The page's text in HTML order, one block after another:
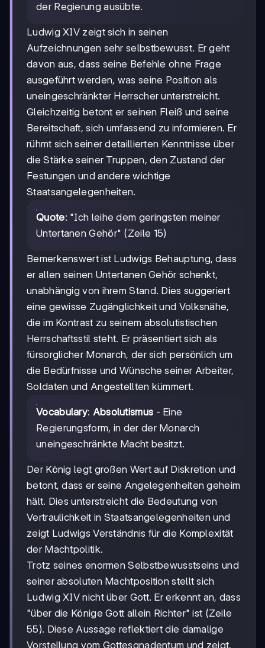
der Regierung ausübte.
Ludwig XIV zeigt sich in seinen
Aufzeichnungen sehr selbstbewusst. Er geht
davon aus, dass seine Befehle ohne Frage
ausgeführt werden, was seine Position als
uneingeschränkter Herrscher unterstreicht.
Gleichzeitig betont er seinen Fleiß und seine
Bereitschaft, sich umfassend zu informieren. Er
rühmt sich seiner detaillierten Kenntnisse über
die Stärke seiner Truppen, den Zustand der
Festungen und andere wichtige
Staatsangelegenheiten.
Quote: "Ich leihe dem geringsten meiner
Untertanen Gehör" (Zeile 15)
Bemerkenswert ist Ludwigs Behauptung, dass
er allen seinen Untertanen Gehör schenkt,
unabhängig von ihrem Stand. Dies suggeriert
eine gewisse Zugänglichkeit und Volksnähe,
die im Kontrast zu seinem absolutistischen
Herrschaftsstil steht. Er präsentiert sich als
fürsorglicher Monarch, der sich persönlich um
die Bedürfnisse und Wünsche seiner Arbeiter,
Soldaten und Angestellten kümmert.
Vocabulary: Absolutismus - Eine
Regierungsform, in der der Monarch
uneingeschränkte Macht besitzt.
Der König legt großen Wert auf Diskretion und
betont, dass er seine Angelegenheiten geheim
hält. Dies unterstreicht die Bedeutung von
Vertraulichkeit in Staatsangelegenheiten und
zeigt Ludwigs Verständnis für die Komplexität
der Machtpolitik.
Trotz seines enormen Selbstbewusstseins und
seiner absoluten Machtposition stellt sich
Ludwig XIV nicht über Gott. Er erkennt an, dass
"über die Könige Gott allein Richter" ist (Zeile
55). Diese Aussage reflektiert die damalige
Vorstellung vom Gottesgnadentum und zeigt,